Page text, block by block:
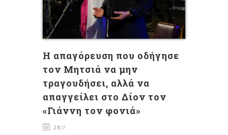
Η απαγόρευση που οδήγησε
τον Μητσιά να μην
τραγουδήσει, αλλά να
απαγγείλει στο Δίον τον
«Γιάννη τον φονιά»
28/7